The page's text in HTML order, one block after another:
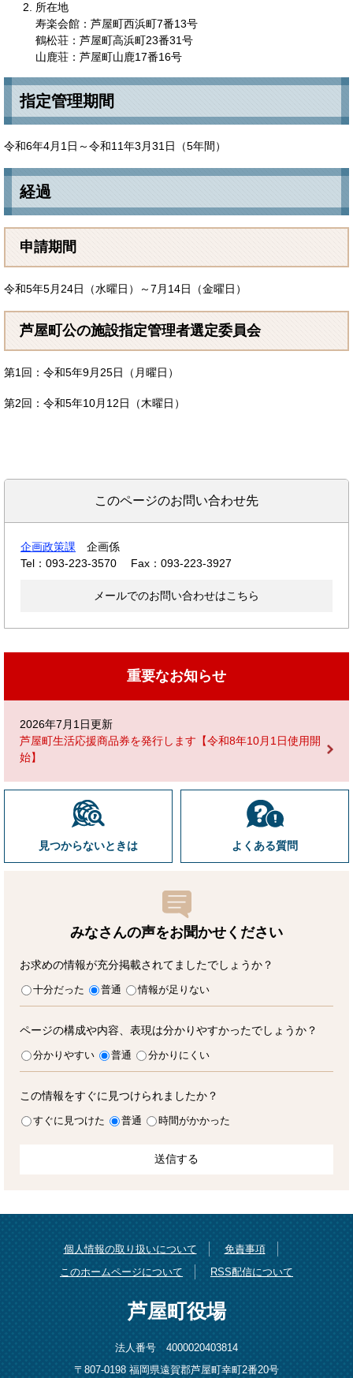
所在地
寿楽会館：芦屋町西浜町7番13号
鶴松荘：芦屋町高浜町23番31号
山鹿荘：芦屋町山鹿17番16号
指定管理期間
令和6年4月1日～令和11年3月31日（5年間）
経過
申請期間
令和5年5月24日（水曜日）～7月14日（金曜日）
芦屋町公の施設指定管理者選定委員会
第1回：令和5年9月25日（月曜日）
第2回：令和5年10月12日（木曜日）
このページのお問い合わせ先
企画政策課
企画係
Tel：093-223-3570
Fax：093-223-3927
メールでのお問い合わせはこちら
重要なお知らせ
2026年7月1日更新
芦屋町生活応援商品券を発行します【令和8年10月1日使用開
始】
見つからないときは よくある質問
みなさんの声をお聞かせ ください
お求めの情報が充分掲載されてましたでしょうか？
十分だった 普通 情報が足りない
ページの構成や内容、表現は分かりやすかったでしょうか？
分かりやすい 普通 分かりにくい
この情報をすぐに見つけられましたか？
すぐに見つけた 普通 時間がかかった
個人情報の取り扱いについて
免責事項
このホームページについて
RSS配信について
芦屋町役場
法人番号 4000020403814
〒807-0198 福岡県遠賀郡芦屋町幸町2番20号